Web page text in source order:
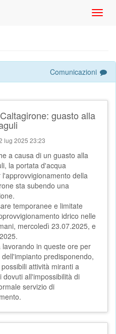
Comunicazioni
guasto alla
lug 2025 23:23
a causa di un guasto alla
la portata d'acqua
della
sta subendo una
temporanee e limitate
idrico nelle
mercoledì 23.07.2025, e
lavorando in queste ore per
predisponendo,
attività miranti a
dovuti all'impossibilità di
servizio di